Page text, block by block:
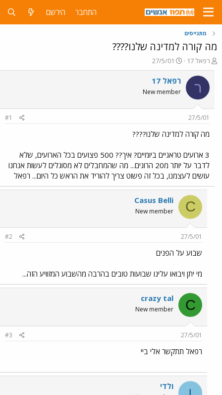
התחבר הירשם
מתגייסים
מה קורה למדינה שלנו????
פ
ו
ת
ח
ה
ש
א
רפאל 17
פ
ו
ר
ס
ם
ר
27/5/01
ר רפאל 17
New member
27/5/01
#1
מה קורה למדינה שלנו????
3 ארועים טראגיים ביומיים? איך?? 500 פצועים בכל הארועים, שלא
לדבר על יותר מ20 הרוגים... מה שהמחבלים לא מסוגלים לעשות אנחנו
עושים לעצמנו, בכל זה פשוט צריך להוריד את הראש כל היום... רפאל
C
Casus Belli
New member
27/5/01
#2
שבוע על הפנים
מי יתן ויבואו עלינו שבועות טובים בהרבה מהשבוע המזוויע הזה...
C
crazy tal
New member
27/5/01
#3
רפאל תתקשר אלי ביי
ולדי